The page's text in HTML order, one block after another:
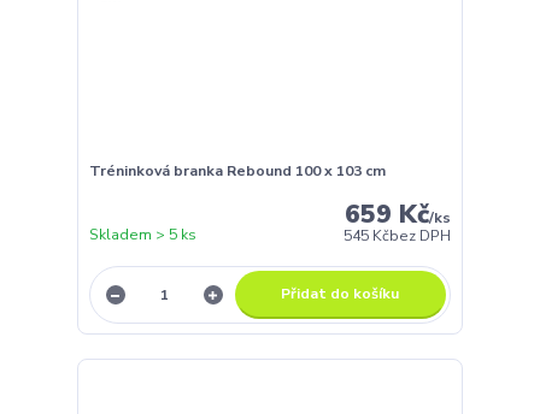
Tréninková branka Rebound 100 x 103 cm
659 Kč/ks
545 Kčbez DPH
Skladem > 5 ks
Přidat do košíku